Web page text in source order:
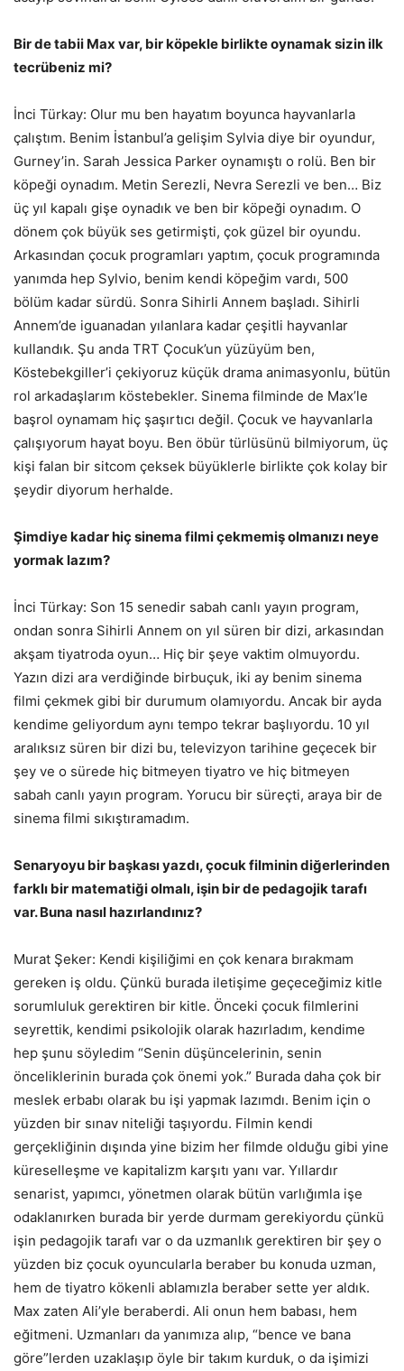
Bir de tabii Max var, bir köpekle birlikte oynamak sizin ilk
tecrübeniz mi?
İnci Türkay: Olur mu ben hayatım boyunca hayvanlarla
çalıştım. Benim İstanbul’a gelişim Sylvia diye bir oyundur,
Gurney’in. Sarah Jessica Parker oynamıştı o rolü. Ben bir
köpeği oynadım. Metin Serezli, Nevra Serezli ve ben… Biz
üç yıl kapalı gişe oynadık ve ben bir köpeği oynadım. O
dönem çok büyük ses getirmişti, çok güzel bir oyundu.
Arkasından çocuk programları yaptım, çocuk programında
yanımda hep Sylvio, benim kendi köpeğim vardı, 500
bölüm kadar sürdü. Sonra Sihirli Annem başladı. Sihirli
Annem’de iguanadan yılanlara kadar çeşitli hayvanlar
kullandık. Şu anda TRT Çocuk’un yüzüyüm ben,
Köstebekgiller’i çekiyoruz küçük drama animasyonlu, bütün
rol arkadaşlarım köstebekler. Sinema filminde de Max’le
başrol oynamam hiç şaşırtıcı değil. Çocuk ve hayvanlarla
çalışıyorum hayat boyu. Ben öbür türlüsünü bilmiyorum, üç
kişi falan bir sitcom çeksek büyüklerle birlikte çok kolay bir
şeydir diyorum herhalde.
Şimdiye kadar hiç sinema filmi çekmemiş olmanızı neye
yormak lazım?
İnci Türkay: Son 15 senedir sabah canlı yayın program,
ondan sonra Sihirli Annem on yıl süren bir dizi, arkasından
akşam tiyatroda oyun… Hiç bir şeye vaktim olmuyordu.
Yazın dizi ara verdiğinde birbuçuk, iki ay benim sinema
filmi çekmek gibi bir durumum olamıyordu. Ancak bir ayda
kendime geliyordum aynı tempo tekrar başlıyordu. 10 yıl
aralıksız süren bir dizi bu, televizyon tarihine geçecek bir
şey ve o sürede hiç bitmeyen tiyatro ve hiç bitmeyen
sabah canlı yayın program. Yorucu bir süreçti, araya bir de
sinema filmi sıkıştıramadım.
Senaryoyu bir başkası yazdı, çocuk filminin diğerlerinden
farklı bir matematiği olmalı, işin bir de pedagojik tarafı
var. Buna nasıl hazırlandınız?
Murat Şeker: Kendi kişiliğimi en çok kenara bırakmam
gereken iş oldu. Çünkü burada iletişime geçeceğimiz kitle
sorumluluk gerektiren bir kitle. Önceki çocuk filmlerini
seyrettik, kendimi psikolojik olarak hazırladım, kendime
hep şunu söyledim “Senin düşüncelerinin, senin
önceliklerinin burada çok önemi yok.” Burada daha çok bir
meslek erbabı olarak bu işi yapmak lazımdı. Benim için o
yüzden bir sınav niteliği taşıyordu. Filmin kendi
gerçekliğinin dışında yine bizim her filmde olduğu gibi yine
küreselleşme ve kapitalizm karşıtı yanı var. Yıllardır
senarist, yapımcı, yönetmen olarak bütün varlığımla işe
odaklanırken burada bir yerde durmam gerekiyordu çünkü
işin pedagojik tarafı var o da uzmanlık gerektiren bir şey o
yüzden biz çocuk oyuncularla beraber bu konuda uzman,
hem de tiyatro kökenli ablamızla beraber sette yer aldık.
Max zaten Ali’yle beraberdi. Ali onun hem babası, hem
eğitmeni. Uzmanları da yanımıza alıp, “bence ve bana
göre”lerden uzaklaşıp öyle bir takım kurduk, o da işimizi